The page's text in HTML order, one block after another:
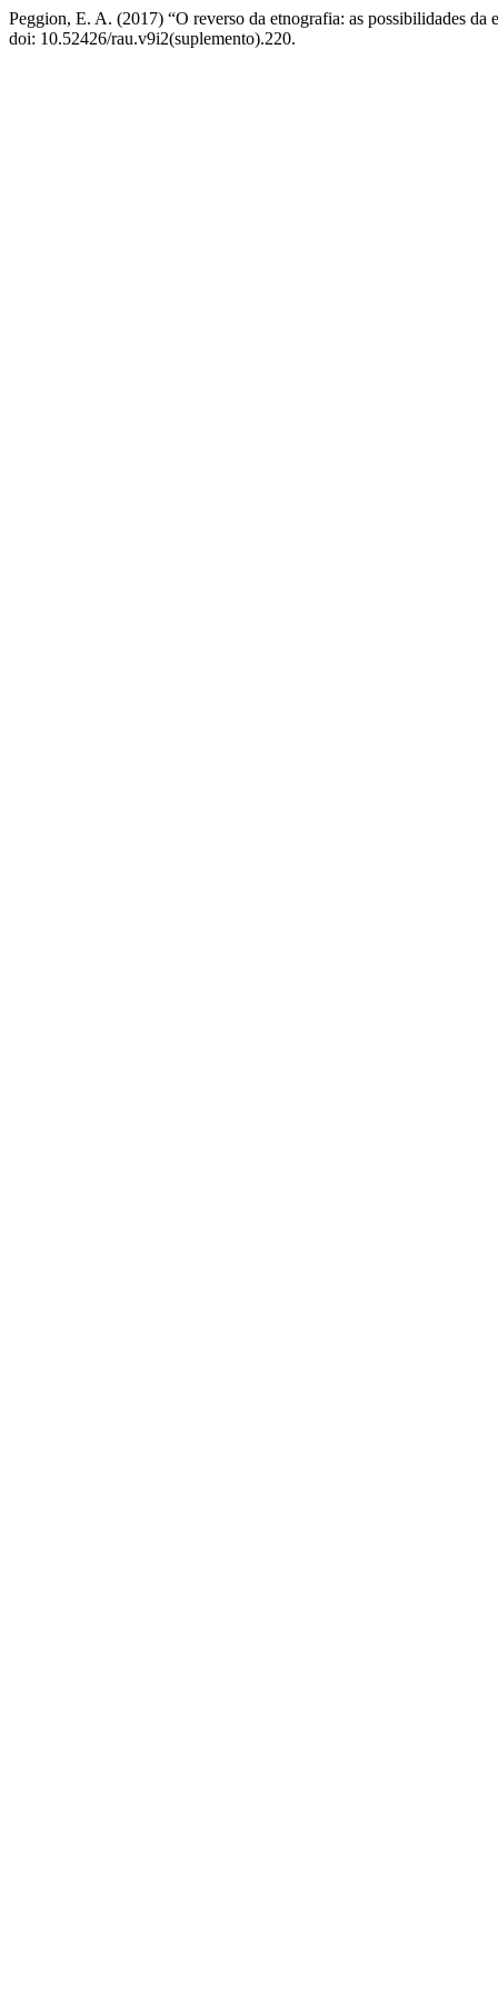
Peggion, E. A. (2017) “O reverso da etnografia: as possibilidades da
doi: 10.52426/rau.v9i2(suplemento).220.